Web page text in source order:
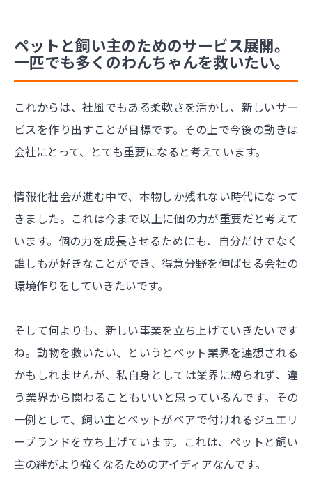
ペットと飼い主のためのサービス展開。
一匹でも多くのわんちゃんを救いたい。
これからは、社風でもある柔軟さを活かし、新しいサー
ビスを作り出すことが目標です。その上で今後の動きは
会社にとって、とても重要になると考えています。
情報化社会が進む中で、本物しか残れない時代になって
きました。これは今まで以上に個の力が重要だと考えて
います。個の力を成長させるためにも、自分だけでなく
誰しもが好きなことができ、得意分野を伸ばせる会社の
環境作りをしていきたいです。
そして何よりも、新しい事業を立ち上げていきたいです
ね。動物を救いたい、というとペット業界を連想される
かもしれませんが、私自身としては業界に縛られず、違
う業界から関わることもいいと思っているんです。その
一例として、飼い主とペットがペアで付けれるジュエリ
ーブランドを立ち上げています。これは、ペットと飼い
主の絆がより強くなるためのアイディアなんです。